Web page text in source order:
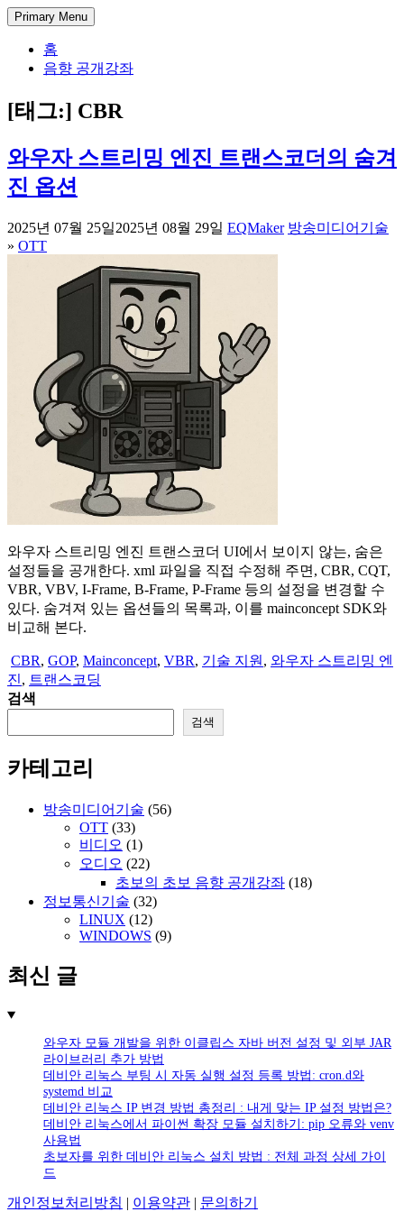
Skip
to
content
DectENG – 교양있는 엔지니어
1998년부터 한 길만 걸어온 미디어 엔지니어의 기술 블로그. 아
까지, 실무에서 사용되는 방송과 통신 그리고 정보 기술에 대한
경험과 가이드를 공유합니다.
Primary Menu
홈
음향 공개강좌
[태그:] CBR
와우자 스트리밍 엔진 트랜스코더의 숨겨
진 옵션
2025년 07월 25일2025년 08월 29일 EQMaker 방송미디어기술
» OTT
와우자 스트리밍 엔진 트랜스코더 UI에서 보이지 않는, 숨은
설정들을 공개한다. xml 파일을 직접 수정해 주면, CBR, CQT,
VBR, VBV, I-Frame, B-Frame, P-Frame 등의 설정을 변경할 수
있다. 숨겨져 있는 옵션들의 목록과, 이를 mainconcept SDK와
비교해 본다.
CBR, GOP, Mainconcept, VBR, 기술 지원 , 와우자 스트리밍 엔
진, 트랜스코딩
검색
검색
카테고리
방송미디어기술 (56)
OTT (33)
비디오 (1)
오디오 (22)
초보의 초보 음향 공개강좌 (18)
정보통신기술 (32)
LINUX (12)
WINDOWS (9)
최신 글
와우자 모듈 개발을 위한 이클립스 자바 버전 설정 및 외부 JAR
라이브러리 추가 방법
데비안 리눅스 부팅 시 자동 실행 설정 등록 방법: cron.d와
systemd 비교
데비안 리눅스 IP 변경 방법 총정리 : 내게 맞는 IP 설정 방법은?
데비안 리눅스에서 파이썬 확장 모듈 설치하기: pip 오류와 venv
사용법
초보자를 위한 데비안 리눅스 설치 방법 : 전체 과정 상세 가이
드
개인정보처리방침 | 이용약관 | 문의하기